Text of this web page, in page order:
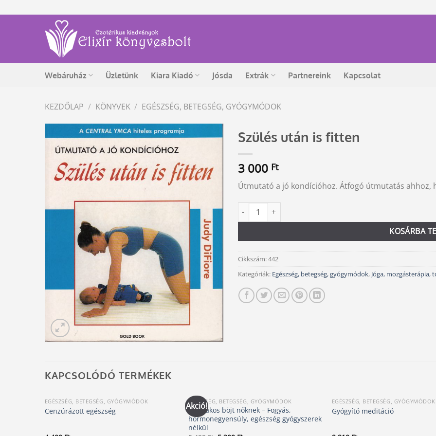
to
Webáruház Üzletünk Kiara Kiadó Jósda Extrák Partnereink Kapcsolat
KEZDŐLAP / KÖNYVEK / EGÉSZSÉG, BETEGSÉG, GYÓGYMÓDOK
Szülés után is fitten
3 000 Ft
Útmutató a jó kondícióhoz. Átfogó útmutatás ahhoz,
Szülés után is fitten mennyiség
KOSÁRBA
Alternative:
Cikkszám:442
Kategóriák: Egészség, betegség, gyógymódok, Jóga, mozgásterápia,
KAPCSOLÓDÓ TERMÉKEK
EGÉSZSÉG, BETEGSÉG, GYÓGYMÓDOK
Cenzúrázott egészség Akció!
EGÉSZSÉG, BETEGSÉG, GYÓGYMÓDOK
Időszakos böjt nőknek – Fogyás,
hormonegyensúly, egészség gyógyszerek
nélkül
EGÉSZSÉG, BETEGSÉG, GYÓGYMÓDOK
Gyógyító meditáció